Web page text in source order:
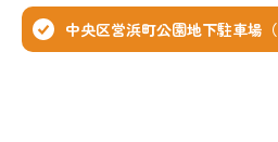
中央区営浜町公園地下駐車場（